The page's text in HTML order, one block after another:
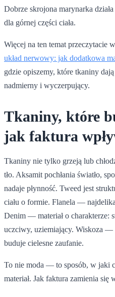
Dobrze skrojona marynarka
dla górnej części ciała.
Więcej na ten temat przeczytacie
układ nerwowy: jak dodatkowa
gdzie opiszemy, które tkaniny
nadmierny i wyczerpujący.
Tkaniny, które
jak faktura
Tkaniny nie tylko grzeją lub
tło. Aksamit pochłania światło,
nadaje płynność. Tweed jest
ciału o formie. Flanela —
Denim — materiał o charakterze:
uczciwy, uziemiający. Wiskoza —
buduje cielesne zaufanie.
To nie moda — to sposób, w jaki
materiał. Jak faktura zamienia się